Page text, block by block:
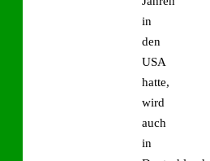
in
den
USA
hatte,
wird
auch
in